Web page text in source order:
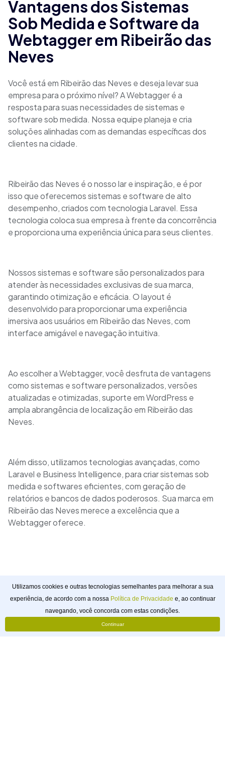
Solicitar
Orçamento
Vantagens dos Sistemas
Sob Medida e Software da
Webtagger em Ribeirão das
Neves
Você está em Ribeirão das Neves e deseja levar sua
empresa para o próximo nível? A Webtagger é a
resposta para suas necessidades de sistemas e
software sob medida. Nossa equipe planeja e cria
soluções alinhadas com as demandas específicas dos
clientes na cidade.
Ribeirão das Neves é o nosso lar e inspiração, e é por
isso que oferecemos sistemas e software de alto
desempenho, criados com tecnologia Laravel. Essa
tecnologia coloca sua empresa à frente da concorrência
e proporciona uma experiência única para seus clientes.
Nossos sistemas e software são personalizados para
atender às necessidades exclusivas de sua marca,
garantindo otimização e eficácia. O layout é
desenvolvido para proporcionar uma experiência
imersiva aos usuários em Ribeirão das Neves, com
interface amigável e navegação intuitiva.
Ao escolher a Webtagger, você desfruta de vantagens
como sistemas e software personalizados, versões
atualizadas e otimizadas, suporte em WordPress e
ampla abrangência de localização em Ribeirão das
Neves.
Além disso, utilizamos tecnologias avançadas, como
Laravel e Business Intelligence, para criar sistemas sob
medida e softwares eficientes, com geração de
relatórios e bancos de dados poderosos. Sua marca em
Ribeirão das Neves merece a excelência que a
Webtagger oferece.
Utilizamos cookies e outras tecnologias semelhantes para melhorar a sua
experiência, de acordo com a nossa Política de Privacidade e, ao continuar
navegando, você concorda com estas condições.
Continuar